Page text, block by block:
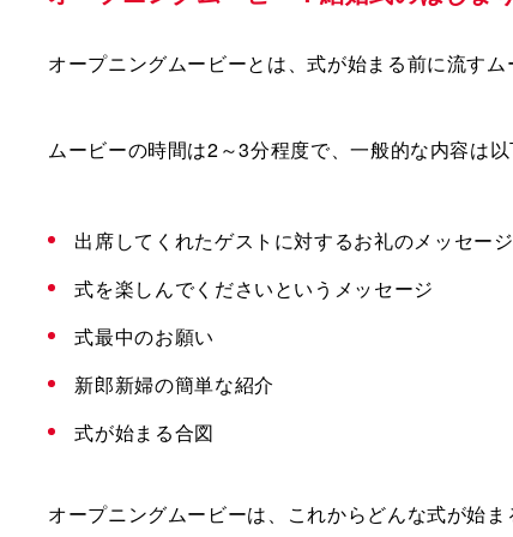
オープニングムービーとは、式が始まる前に流すム
ムービーの時間は2～3分程度で、一般的な内容は以
出席してくれたゲストに対するお礼のメッセージ
式を楽しんでくださいというメッセージ
式最中のお願い
新郎新婦の簡単な紹介
式が始まる合図
オープニングムービーは、これからどんな式が始